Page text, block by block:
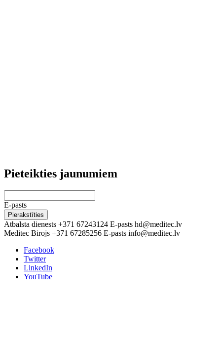
Pieteikties jaunumiem
this
field
blank
E-pasts
Pierakstīties
Atbalsta dienests +371 67243124 E-pasts hd@meditec.lv
Meditec Birojs +371 67285256 E-pasts info@meditec.lv
Facebook
Twitter
LinkedIn
YouTube